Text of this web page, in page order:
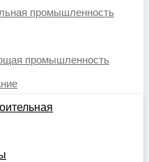
промышленность
промышленность